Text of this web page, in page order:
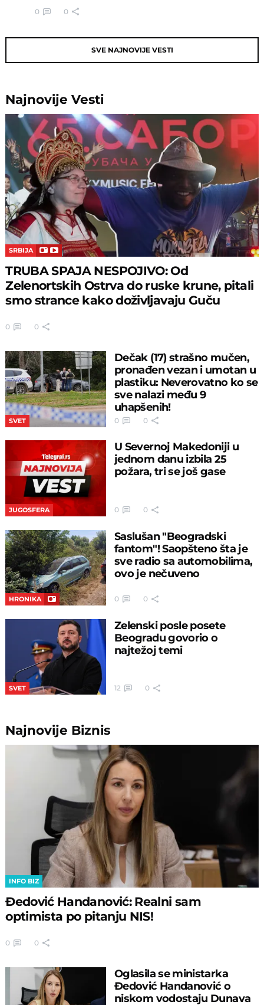
0 0
SVE NAJNOVIJE VESTI
NajnovijeVesti
SRBIJA
TRUBA SPAJA NESPOJIVO: Od
Zelenortskih Ostrva do ruske krune, pitali
smo strance kako doživljavaju Guču
0 0
SVET
Dečak (17) strašno mučen,
pronađen vezan i umotan u
plastiku: Neverovatno ko se
sve nalazi među 9
uhapšenih!
0 0
JUGOSFERA
U Severnoj Makedoniji u
jednom danu izbila 25
požara, tri se još gase
0 0
HRONIKA
Saslušan "Beogradski
fantom"! Saopšteno šta je
sve radio sa automobilima,
ovo je nečuveno
0 0
SVET
Zelenski posle posete
Beogradu govorio o
najtežoj temi
12 0
Najnovije Biznis
INFO BIZ
Đedović Handanović: Realni sam
optimista po pitanju NIS!
0 0
Oglasila se ministarka
Đedović Handanović o
niskom vodostaju Dunava